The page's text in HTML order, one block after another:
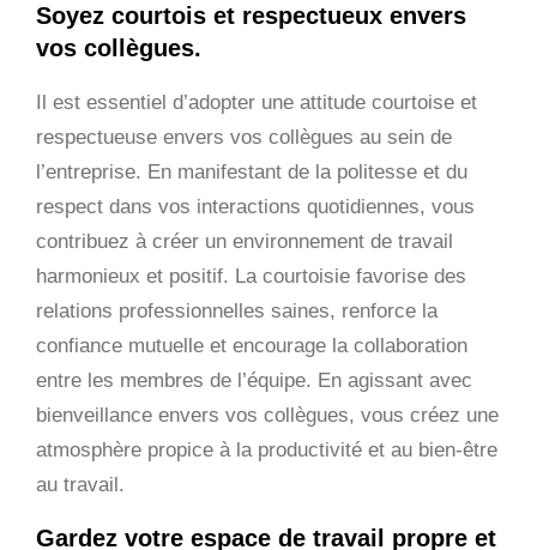
Soyez courtois et respectueux envers
vos collègues.
Il est essentiel d’adopter une attitude courtoise et
respectueuse envers vos collègues au sein de
l’entreprise. En manifestant de la politesse et du
respect dans vos interactions quotidiennes, vous
contribuez à créer un environnement de travail
harmonieux et positif. La courtoisie favorise des
relations professionnelles saines, renforce la
confiance mutuelle et encourage la collaboration
entre les membres de l’équipe. En agissant avec
bienveillance envers vos collègues, vous créez une
atmosphère propice à la productivité et au bien-être
au travail.
Gardez votre espace de travail propre et